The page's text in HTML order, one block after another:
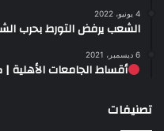
4 يونيو، 2022
الشعب يرفض التورط بحرب
6 ديسمبر، 2021
أقساط الجامعات الأهلية
تصنيفات